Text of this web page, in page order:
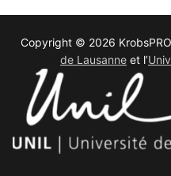
Copyright © 2026
de Lausanne et l’